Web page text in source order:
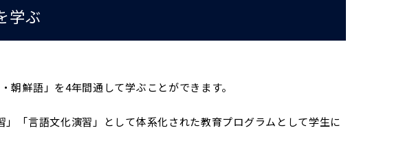
学ぶ
鮮語」を4年間通して学ぶことができます。
「言語文化演習」として体系化された教育プログラムとして学生に